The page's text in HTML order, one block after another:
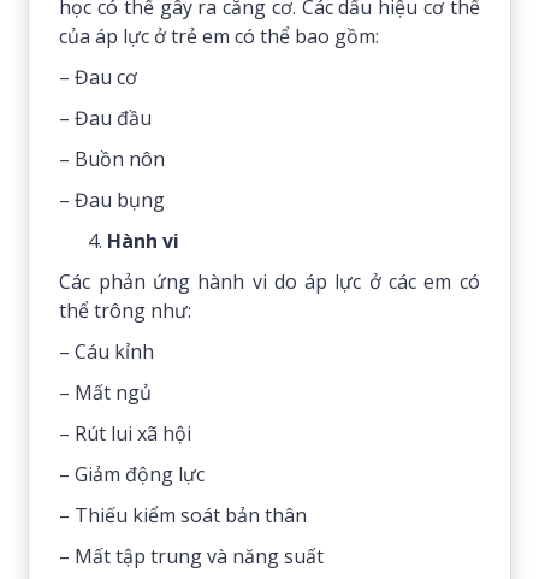
học có thể gây ra căng cơ. Các dấu hiệu cơ thể
của áp lực ở trẻ em có thể bao gồm:
– Đau cơ
– Đau đầu
– Buồn nôn
– Đau bụng
Hành vi
Các phản ứng hành vi do áp lực ở các em có
thể trông như:
– Cáu kỉnh
– Mất ngủ
– Rút lui xã hội
– Giảm động lực
– Thiếu kiểm soát bản thân
– Mất tập trung và năng suất